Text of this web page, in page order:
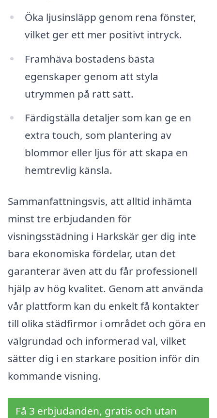
Öka ljusinsläpp genom rena fönster,
vilket ger ett mer positivt intryck.
Framhäva bostadens bästa
egenskaper genom att styla
utrymmen på rätt sätt.
Färdigställa detaljer som kan ge en
extra touch, som plantering av
blommor eller ljus för att skapa en
hemtrevlig känsla.
Sammanfattningsvis, att alltid inhämta
minst tre erbjudanden för
visningsstädning i Harkskär ger dig inte
bara ekonomiska fördelar, utan det
garanterar även att du får professionell
hjälp av hög kvalitet. Genom att använda
vår plattform kan du enkelt få kontakter
till olika städfirmor i området och göra en
välgrundad och informerad val, vilket
sätter dig i en starkare position inför din
kommande visning.
Få 3 erbjudanden, gratis och utan